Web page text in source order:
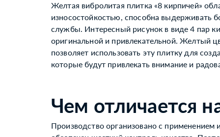
Желтая вибролитая плитка «8 кирпичей»
износостойкостью, способна выдерживать
службы. Интересный рисунок в виде 4 пар
оригинальной и привлекательной. Желтый
позволяет использовать эту плитку для
которые будут привлекать внимание и
Чем отличается
Производство организовано с применением